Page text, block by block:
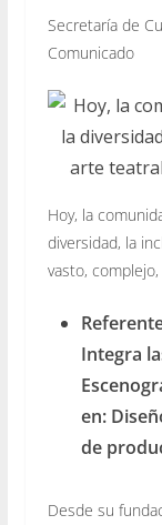
Secretaría de
Comunicado
Hoy, la
diversidad, la
vasto,
Integra
en:
de
Desde su